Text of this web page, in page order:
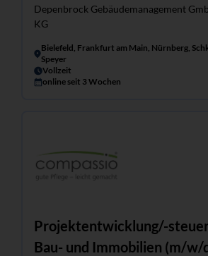
Depenbrock Gebäudemanagement
KG
Bielefeld, Frankfurt am Main, Nürnberg,
Speyer
Vollzeit
online seit 3 Wochen
Projektentwicklung/-
Bau- und Immobilien (m/w/